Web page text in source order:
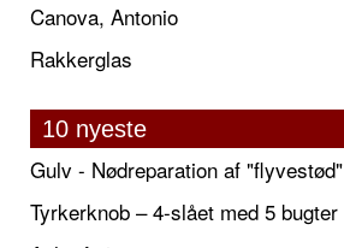
Canova, Antonio
Rakkerglas
10 nyeste
Gulv - Nødreparation af "flyvestød"
Tyrkerknob – 4-slået med 5 bugter